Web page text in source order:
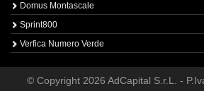
Domus Montascale
Sprint800
Verfica Numero Verde
© Copyright 2026 AdCapital S.r.L. -